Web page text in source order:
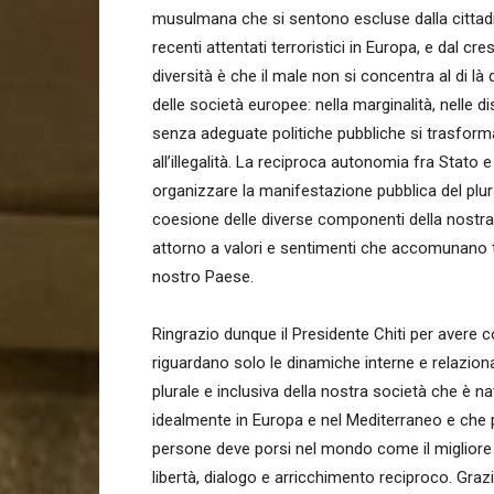
musulmana che si sentono escluse dalla
recenti attentati terroristici in Europa, e dal
diversità è che il male non si concentra al di là
delle società europee: nella marginalità, nelle
senza adeguate politiche pubbliche si
all’illegalità. La reciproca autonomia fra Stato
organizzare la manifestazione pubblica del
coesione delle diverse componenti della
attorno a valori e sentimenti che
nostro Paese.
Ringrazio dunque il Presidente Chiti per
riguardano solo le dinamiche interne e
plurale e inclusiva della nostra società che è
idealmente in Europa e nel Mediterraneo e
persone deve porsi nel mondo come il
libertà, dialogo e arricchimento reciproco.